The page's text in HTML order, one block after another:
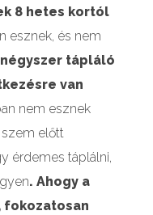
8 hetes kortól
esznek, és nem
tápláló
van
nem esznek
előtt
érdemes táplálni,
. Ahogy a
fokozatosan